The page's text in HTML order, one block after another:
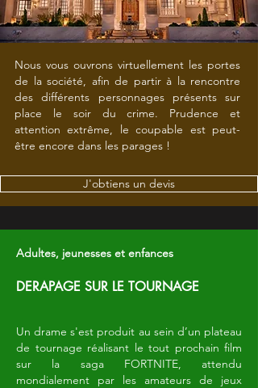
J'obtiens un devis
Nous vous ouvrons virtuellement les portes
de la société, afin de partir à la rencontre
des différents personnages présents sur
place le soir du crime. Prudence et
attention extrême, le coupable est peut-
être encore dans les parages !
Adultes, jeunesses et enfances
DERAPAGE SUR LE TOURNAGE
Un drame s'est produit au sein d’un plateau
de tournage réalisant le tout prochain film
sur la saga FORTNITE, attendu
mondialement par les amateurs de jeux